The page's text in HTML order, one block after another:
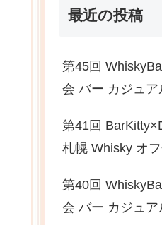
最近の投稿
第45回
会 バー カジュア
第41回
札幌 Whisky オ
第40回
会 バー カジュア